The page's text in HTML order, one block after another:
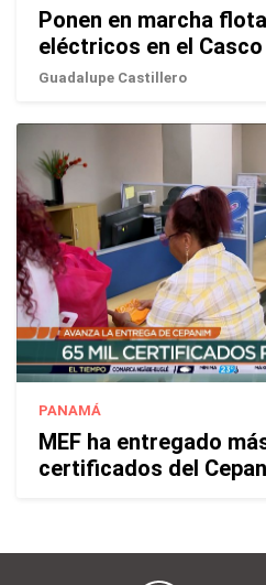
Ponen en marcha
eléctricos en el
Guadalupe Castillero
PANAMÁ
MEF ha entregado
certificados del